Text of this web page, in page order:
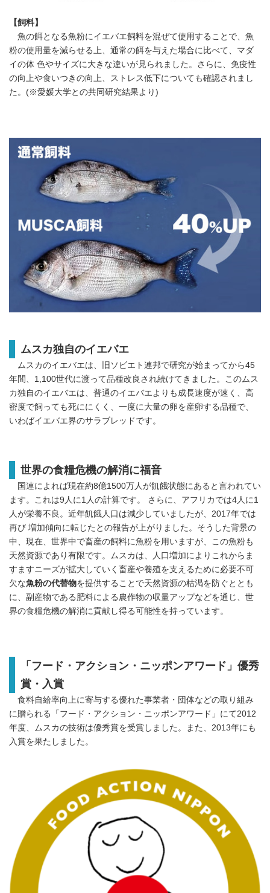
【飼料】
魚の餌となる魚粉にイエバエ飼料を混ぜて使用することで、魚
粉の使用量を減らせる上、通常の餌を与えた場合に比べて、マダ
イの体 色やサイズに大きな違いが見られました。さらに、免疫性
の向上や食いつきの向上、ストレス低下についても確認されまし
た。(※愛媛大学との共同研究結果より)
ムスカ独自のイエバエ
ムスカのイエバエは、旧ソビエト連邦で研究が始まってから45
年間、1,100世代に渡って品種改良され続けてきました。このムス
カ独自のイエバエは、普通のイエバエよりも成長速度が速く、高
密度で飼っても死ににくく、一度に大量の卵を産卵する品種で、
いわばイエバエ界のサラブレッドです。
世界の食糧危機の解消に福音
国連によれば現在約8億1500万人が飢餓状態にあると言われてい
ます。これは9人に1人の計算です。 さらに、アフリカでは4人に1
人が栄養不良。近年飢餓人口は減少していましたが、2017年では
再び 増加傾向に転じたとの報告が上がりました。そうした背景の
中、現在、世界中で畜産の飼料に魚粉を用いますが、この魚粉も
天然資源であり有限です。ムスカは、人口増加によりこれからま
すますニーズが拡大していく畜産や養殖を支えるために必要不可
欠な魚粉の代替物を提供することで天然資源の枯渇を防ぐととも
に、副産物である肥料による農作物の収量アップなどを通じ、世
界の食糧危機の解消に貢献し得る可能性を持っています。
「フード・アクション・ニッポンアワード」優秀
賞・入賞
食料自給率向上に寄与する優れた事業者・団体などの取り組み
に贈られる「フード・アクション・ニッポンアワード」にて2012
年度、ムスカの技術は優秀賞を受賞しました。また、2013年にも
入賞を果たしました。